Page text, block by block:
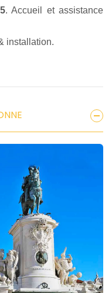
. Accueil et assistance
installation.